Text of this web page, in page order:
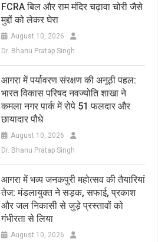
FCRA बिल और राम मंदिर चढ़ावा चोरी जैसे
मुद्दों को लेकर घेरा
August 10, 2026
Dr. Bhanu Pratap Singh
आगरा में पर्यावरण संरक्षण की अनूठी पहल:
भारत विकास परिषद नवज्योति शाखा ने
कमला नगर पार्क में रोपे 51 फलदार और
छायादार पौधे
August 10, 2026
Dr. Bhanu Pratap Singh
आगरा में भव्य जनकपुरी महोत्सव की तैयारियां
तेज: मंडलायुक्त ने सड़क, सफाई, प्रकाश
और जल निकासी से जुड़े प्रस्तावों को
गंभीरता से लिया
August 10, 2026